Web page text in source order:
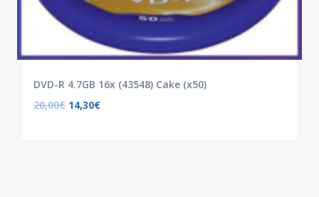
DVD-R 4.7GB 16x (43548) Cake (x50)
20,00€ 14,30€